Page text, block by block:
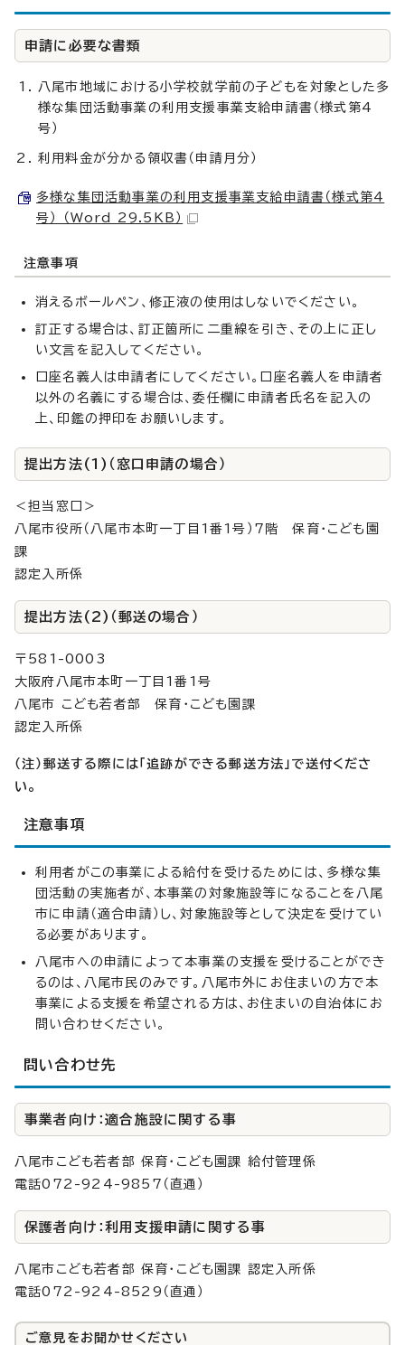
申請に必要な書類
八尾市地域における小学校就学前の子どもを対象とした多
様な集団活動事業の利用支援事業支給申請書（様式第4
号）
利用料金が分かる領収書（申請月分）
多様な集団活動事業の利用支援事業支給申請書（様式第4
号） （Word 29.5KB）
注意事項
消えるボールペン、修正液の使用はしないでください。
訂正する場合は、訂正箇所に二重線を引き、その上に正し
い文言を記入してください。
口座名義人は申請者にしてください。口座名義人を申請者
以外の名義にする場合は、委任欄に申請者氏名を記入の
上、印鑑の押印をお願いします。
提出方法(1)（窓口申請の場合）
＜担当窓口＞
八尾市役所（八尾市本町一丁目1番1号）7階 保育・こども園
課
認定入所係
提出方法(2)（郵送の場合）
〒581-0003
大阪府八尾市本町一丁目1番1号
八尾市 こども若者部 保育・こども園課
認定入所係
（注）郵送する際には「追跡ができる郵送方法」で送付くださ
い。
注意事項
利用者がこの事業による給付を受けるためには、多様な集
団活動の実施者が、本事業の対象施設等になることを八尾
市に申請（適合申請）し、対象施設等として決定を受けてい
る必要があります。
八尾市への申請によって本事業の支援を受けることができ
るのは、八尾市民のみです。八尾市外にお住まいの方で本
事業による支援を希望される方は、お住まいの自治体にお
問い合わせください。
問い合わせ先
事業者向け：適合施設に関する事
八尾市こども若者部 保育・こども園課 給付管理係
電話072-924-9857（直通）
保護者向け：利用支援申請に関する事
八尾市こども若者部 保育・こども園課 認定入所係
電話072-924-8529（直通）
ご意見をお聞かせください